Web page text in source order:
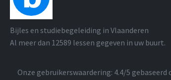
Bijles en studiebegeleiding in Vlaanderen
Al meer dan 12589 lessen gegeven in uw buurt.
Onze gebruikerswaardering: 4.4/5 gebaseerd